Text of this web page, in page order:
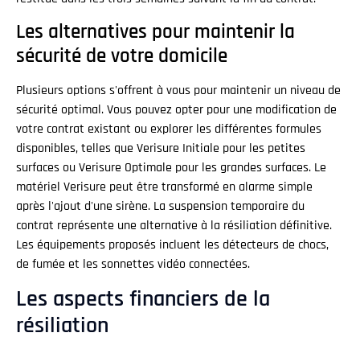
Les alternatives pour maintenir la
sécurité de votre domicile
Plusieurs options s'offrent à vous pour maintenir un niveau de
sécurité optimal. Vous pouvez opter pour une modification de
votre contrat existant ou explorer les différentes formules
disponibles, telles que Verisure Initiale pour les petites
surfaces ou Verisure Optimale pour les grandes surfaces. Le
matériel Verisure peut être transformé en alarme simple
après l'ajout d'une sirène. La suspension temporaire du
contrat représente une alternative à la résiliation définitive.
Les équipements proposés incluent les détecteurs de chocs,
de fumée et les sonnettes vidéo connectées.
Les aspects financiers de la
résiliation